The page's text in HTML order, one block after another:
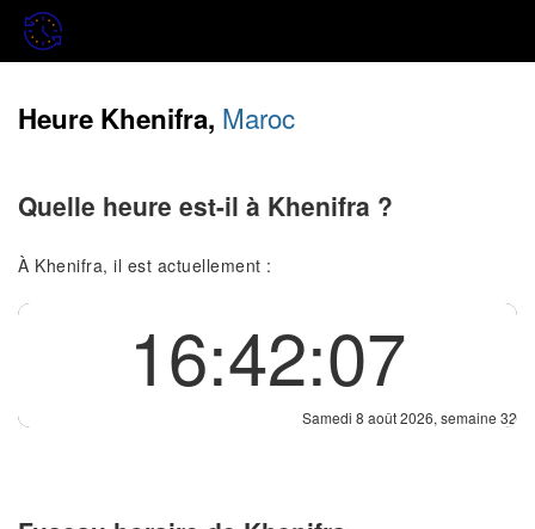
Heure Khenifra, Maroc
Quelle heure est-il à Khenifra ?
À Khenifra, il est actuellement :
16:42:07
Samedi 8 août 2026, semaine 32